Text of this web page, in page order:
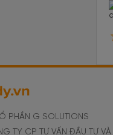
PHẦN G SOLUTIONS
TY CP TƯ VẤN ĐẦU TƯ VÀ